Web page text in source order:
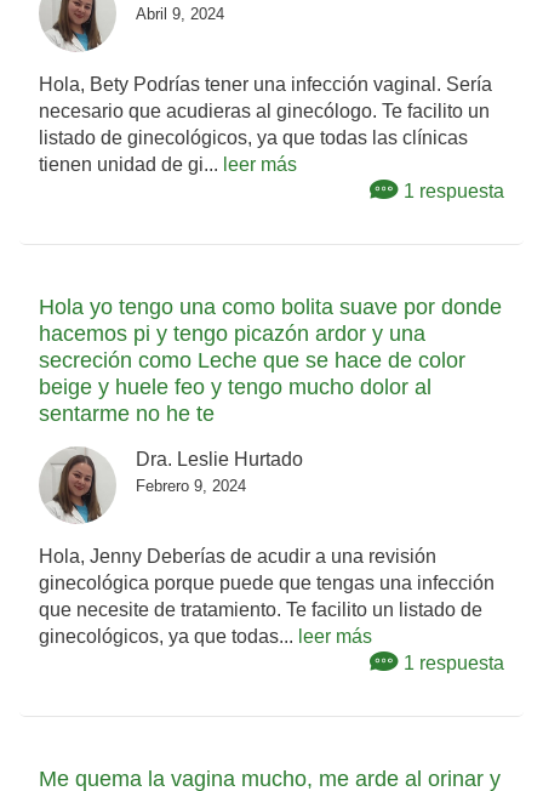
Abril 9, 2024
Hola, Bety Podrías tener una infección vaginal. Sería
necesario que acudieras al ginecólogo. Te facilito un
listado de ginecológicos, ya que todas las clínicas
tienen unidad de gi... leer más
1 respuesta
Hola yo tengo una como bolita suave por donde
hacemos pi y tengo picazón ardor y una
secreción como Leche que se hace de color
beige y huele feo y tengo mucho dolor al
sentarme no he te
Dra. Leslie Hurtado
Febrero 9, 2024
Hola, Jenny Deberías de acudir a una revisión
ginecológica porque puede que tengas una infección
que necesite de tratamiento. Te facilito un listado de
ginecológicos, ya que todas... leer más
1 respuesta
Me quema la vagina mucho, me arde al orinar y